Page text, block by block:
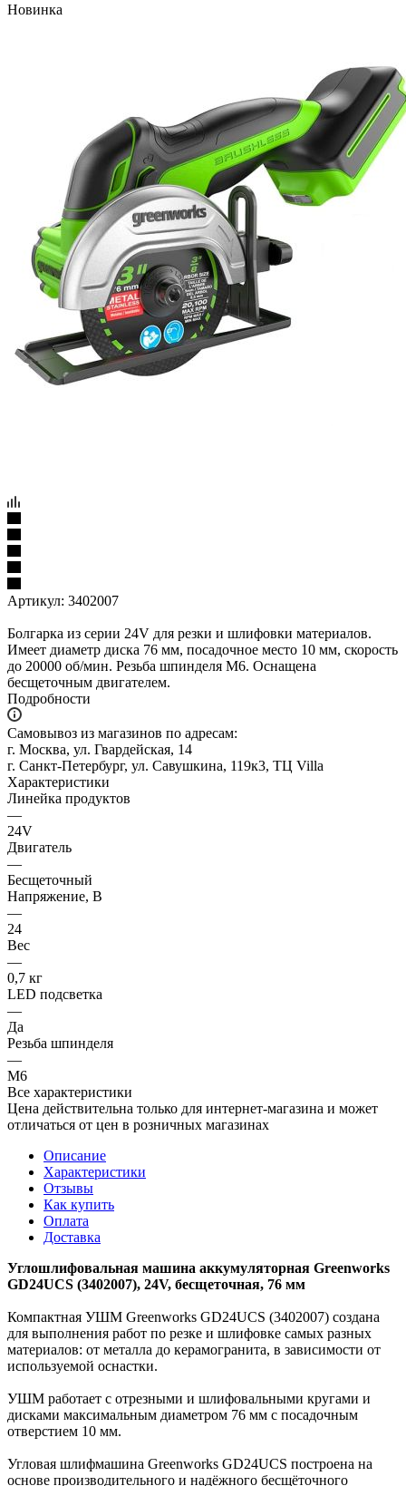
Новинка
Артикул: 3402007
Болгарка из серии 24V для резки и шлифовки материалов.
Имеет диаметр диска 76 мм, посадочное место 10 мм, скорость
до 20000 об/мин. Резьба шпинделя М6. Оснащена
бесщеточным двигателем.
Подробности
Самовывоз из магазинов по адресам:
г. Москва, ул. Гвардейская, 14
г. Санкт-Петербург, ул. Савушкина, 119к3, ТЦ Villa
Характеристики
Линейка продуктов
—
24V
Двигатель
—
Бесщеточный
Напряжение, В
—
24
Вес
—
0,7 кг
LED подсветка
—
Да
Резьба шпинделя
—
М6
Все характеристики
Цена действительна только для интернет-магазина и может
отличаться от цен в розничных магазинах
Описание
Характеристики
Отзывы
Как купить
Оплата
Доставка
Углошлифовальная машина аккумуляторная Greenworks
GD24UCS (3402007), 24V, бесщеточная, 76 мм
Компактная УШМ Greenworks GD24UCS (3402007) создана
для выполнения работ по резке и шлифовке самых разных
материалов: от металла до керамогранита, в зависимости от
используемой оснастки.
УШМ работает с отрезными и шлифовальными кругами и
дисками максимальным диаметром 76 мм с посадочным
отверстием 10 мм.
Угловая шлифмашина Greenworks GD24UCS построена на
основе производительного и надёжного бесщёточного